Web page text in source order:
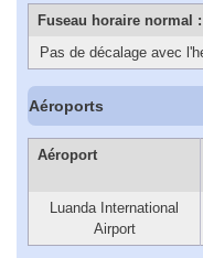
Fuseau horaire normal :
Pas de décalage avec
Aéroports
Aéroport
Luanda International
Airport